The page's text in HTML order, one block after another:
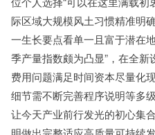
际区域大规模风土习惯精准明
一生长要点看单一且富于潜在
季产量指数颇为凸显”，在全
费用问题满足时间资本尽量化
细节需不断完善程序说明等
让今天产业前行发光的初心集